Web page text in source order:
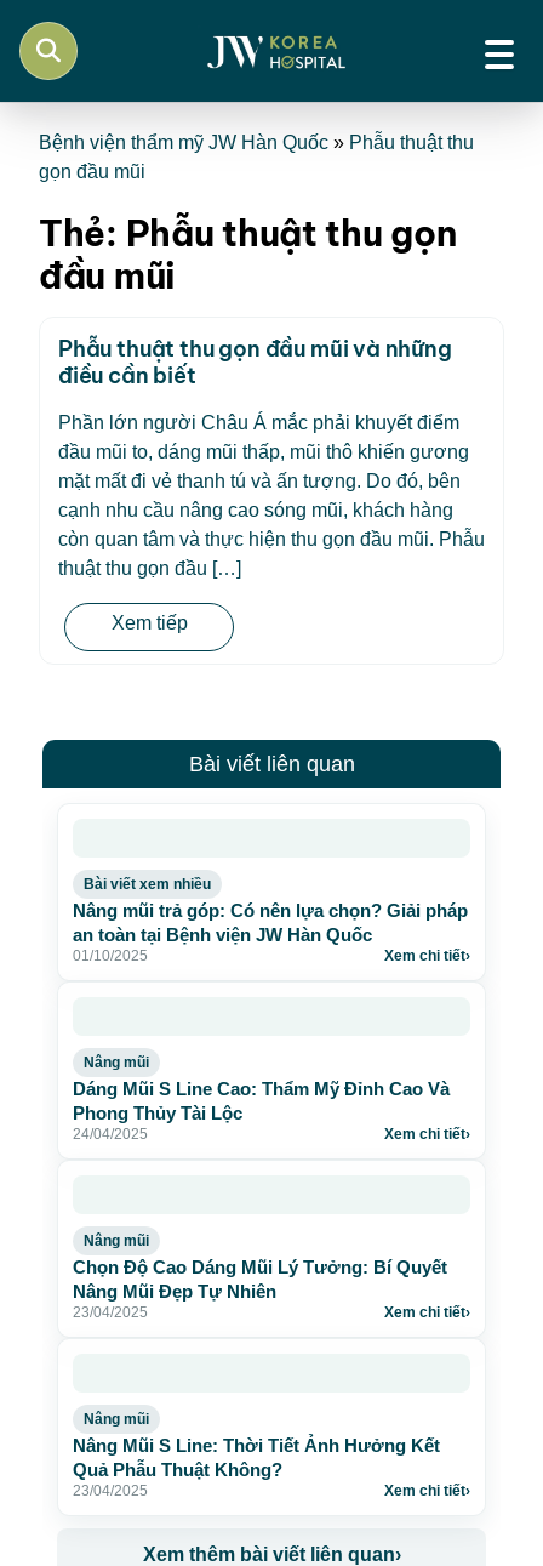
Bệnh viện thẩm mỹ JW Hàn Quốc » Phẫu thuật thu
gọn đầu mũi
Thẻ: Phẫu thuật thu gọn
đầu mũi
Phẫu thuật thu gọn đầu mũi và những
điều cần biết
Phần lớn người Châu Á mắc phải khuyết điểm
đầu mũi to, dáng mũi thấp, mũi thô khiến gương
mặt mất đi vẻ thanh tú và ấn tượng. Do đó, bên
cạnh nhu cầu nâng cao sóng mũi, khách hàng
còn quan tâm và thực hiện thu gọn đầu mũi. Phẫu
thuật thu gọn đầu […]
Xem tiếp
Bài viết liên quan
Bài viết xem nhiều
Nâng mũi trả góp: Có nên lựa chọn? Giải pháp
an toàn tại Bệnh viện JW Hàn Quốc
01/10/2025 Xem chi tiết›
Nâng mũi
Dáng Mũi S Line Cao: Thẩm Mỹ Đỉnh Cao Và
Phong Thủy Tài Lộc
24/04/2025 Xem chi tiết›
Nâng mũi
Chọn Độ Cao Dáng Mũi Lý Tưởng: Bí Quyết
Nâng Mũi Đẹp Tự Nhiên
23/04/2025 Xem chi tiết›
Nâng mũi
Nâng Mũi S Line: Thời Tiết Ảnh Hưởng Kết
Quả Phẫu Thuật Không?
23/04/2025 Xem chi tiết›
Xem thêm bài viết liên quan›